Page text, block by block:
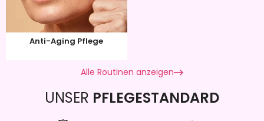
Anti-Aging Pflege
Alle Routinen anzeigen
UNSER PFLEGESTANDARD